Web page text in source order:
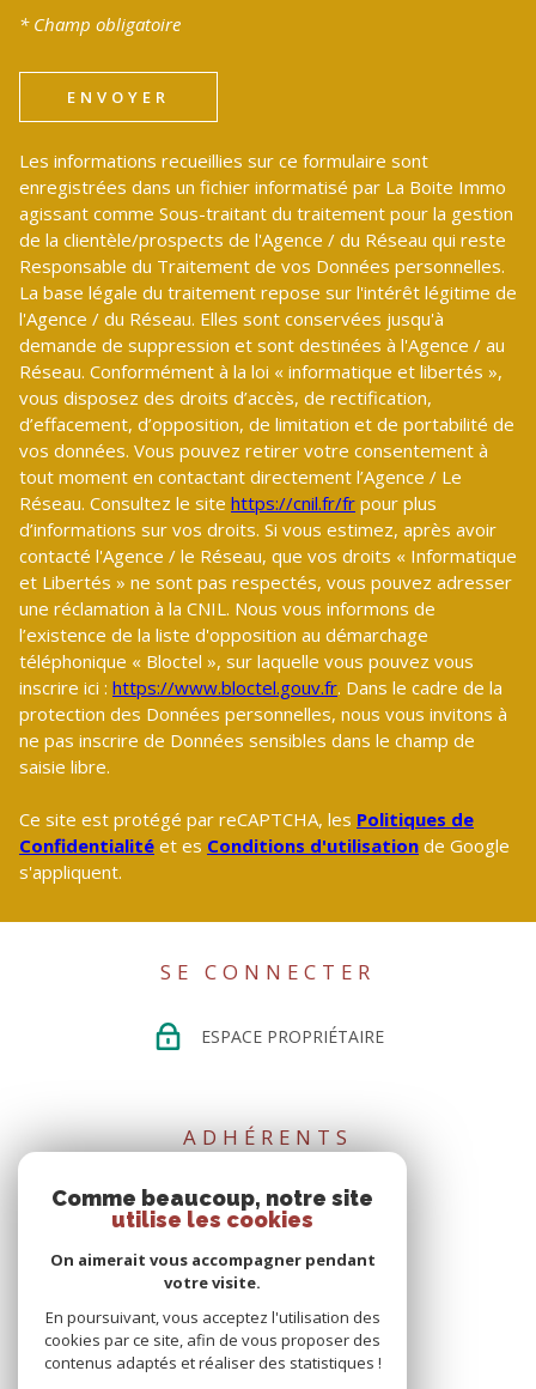
* Champ obligatoire
ENVOYER
Les informations recueillies sur ce formulaire sont
enregistrées dans un fichier informatisé par La Boite Immo
agissant comme Sous-traitant du traitement pour la gestion
de la clientèle/prospects de l'Agence / du Réseau qui reste
Responsable du Traitement de vos Données personnelles.
La base légale du traitement repose sur l'intérêt légitime de
l'Agence / du Réseau. Elles sont conservées jusqu'à
demande de suppression et sont destinées à l'Agence / au
Réseau. Conformément à la loi « informatique et libertés »,
vous disposez des droits d’accès, de rectification,
d’effacement, d’opposition, de limitation et de portabilité de
vos données. Vous pouvez retirer votre consentement à
tout moment en contactant directement l’Agence / Le
Réseau. Consultez le site https://cnil.fr/fr pour plus
d’informations sur vos droits. Si vous estimez, après avoir
contacté l'Agence / le Réseau, que vos droits « Informatique
et Libertés » ne sont pas respectés, vous pouvez adresser
une réclamation à la CNIL. Nous vous informons de
l’existence de la liste d'opposition au démarchage
téléphonique « Bloctel », sur laquelle vous pouvez vous
inscrire ici : https://www.bloctel.gouv.fr. Dans le cadre de la
protection des Données personnelles, nous vous invitons à
ne pas inscrire de Données sensibles dans le champ de
saisie libre.
Ce site est protégé par reCAPTCHA, les Politiques de
Confidentialité et es Conditions d'utilisation de Google
s'appliquent.
SE CONNECTER
ESPACE PROPRIÉTAIRE
02 51 02 15 35
contact@directhome44.com
ADHÉRENTS
Comme beaucoup, notre site
utilise les cookies
On aimerait vous accompagner pendant
votre visite.
En poursuivant, vous acceptez l'utilisation des
cookies par ce site, afin de vous proposer des
contenus adaptés et réaliser des statistiques !